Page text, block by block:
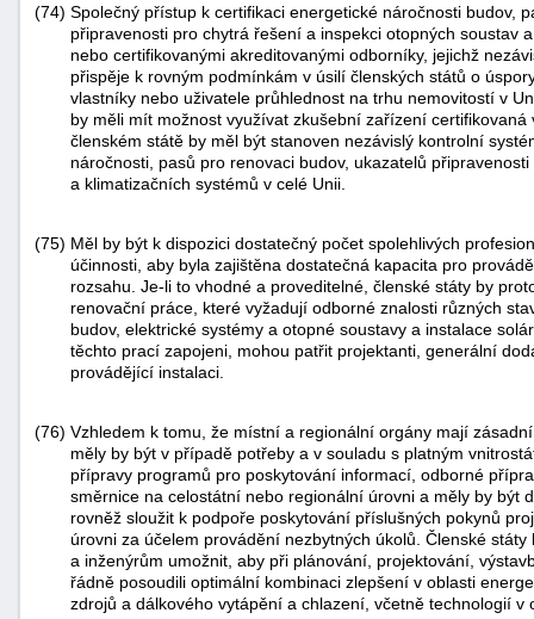
(74) Společný přístup k certifikaci energetické náročnosti budov,
připravenosti pro chytrá řešení a inspekci otopných soustav
nebo certifikovanými akreditovanými odborníky, jejichž
přispěje k rovným podmínkám v úsilí členských států o
vlastníky nebo uživatele průhlednost na trhu nemovitostí v
by měli mít možnost využívat zkušební zařízení
členském státě by měl být stanoven nezávislý kontrolní
náročnosti, pasů pro renovaci budov, ukazatelů
a klimatizačních systémů v celé Unii.
(75) Měl by být k dispozici dostatečný počet spolehlivých
účinnosti, aby byla zajištěna dostatečná kapacita pro
rozsahu. Je-li to vhodné a proveditelné, členské státy by
renovační práce, které vyžadují odborné znalosti různých
budov, elektrické systémy a otopné soustavy a instalace
těchto prací zapojeni, mohou patřit projektanti, generální
provádějící instalaci.
(76) Vzhledem k tomu, že místní a regionální orgány mají
měly by být v případě potřeby a v souladu s platným
přípravy programů pro poskytování informací, odborné
směrnice na celostátní nebo regionální úrovni a měly by být
rovněž sloužit k podpoře poskytování příslušných pokynů
úrovni za účelem provádění nezbytných úkolů. Členské
a inženýrům umožnit, aby při plánování, projektování,
řádně posoudili optimální kombinaci zlepšení v oblasti
zdrojů a dálkového vytápění a chlazení, včetně technologií v